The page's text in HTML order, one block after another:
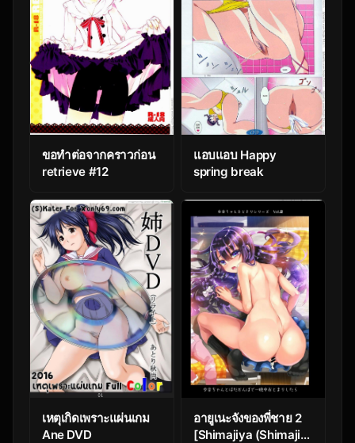
ขอทำต่อจากคราวก่อน
retrieve #12
แอบแอบ Happy
spring break
เหตุเกิดเพราะแผ่นเกม
Ane DVD
อายูเนะจังของพี่ชาย 2
[Shimajiya (Shimaji)]